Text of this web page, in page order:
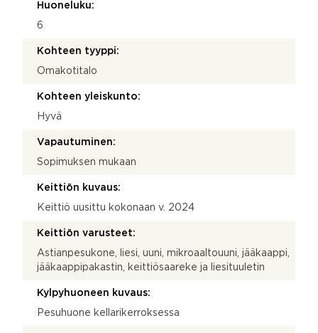
Huoneluku:
6
Kohteen tyyppi:
Omakotitalo
Kohteen yleiskunto:
Hyvä
Vapautuminen:
Sopimuksen mukaan
Keittiön kuvaus:
Keittiö uusittu kokonaan v. 2024
Keittiön varusteet:
Astianpesukone, liesi, uuni, mikroaaltouuni, jääkaappi,
jääkaappipakastin, keittiösaareke ja liesituuletin
Kylpyhuoneen kuvaus:
Pesuhuone kellarikerroksessa